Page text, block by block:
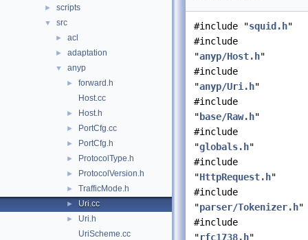
► scripts
▼ src
► acl
► adaptation
▼ anyp
►
forward.h
Host.cc
► Host.h
► PortCfg.cc
► PortCfg.h
► ProtocolType.h
► ProtocolVersion.h
► TrafficMode.h
► Uri.cc
►
Uri.h
UriScheme.cc
#include "squid.h"
#include
"anyp/Host.h"
#include
"anyp/Uri.h"
#include
" base/Raw.h"
#include
"globals.h"
#include
"HttpRequest.h"
#include
"parser/Tokenizer.h"
#include
"rfc1738.h"